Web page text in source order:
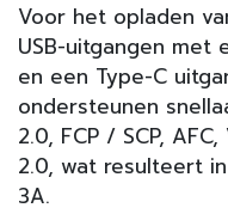
Voor het opladen
USB-uitgangen met
en een Type-C
ondersteunen
2.0, FCP / SCP,
2.0, wat resulteert
3A.